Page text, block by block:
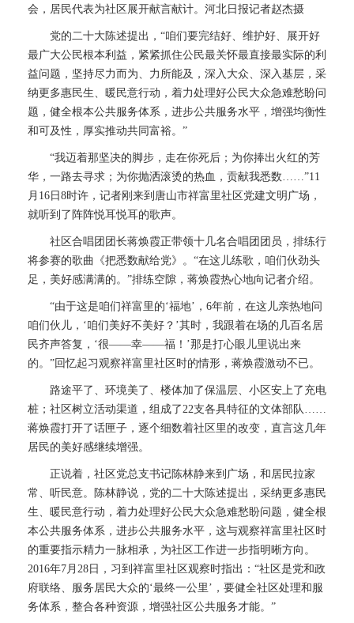
会，居民代表为社区展开献言献计。河北日报记者赵杰摄
党的二十大陈述提出，“咱们要完结好、维护好、展开好
最广大公民根本利益，紧紧抓住公民最关怀最直接最实际的利
益问题，坚持尽力而为、力所能及，深入大众、深入基层，采
纳更多惠民生、暖民意行动，着力处理好公民大众急难愁盼问
题，健全根本公共服务体系，进步公共服务水平，增强均衡性
和可及性，厚实推动共同富裕。”
“我迈着那坚决的脚步，走在你死后；为你捧出火红的芳
华，一路去寻求；为你抛洒滚烫的热血，贡献我悉数……”11
月16日8时许，记者刚来到唐山市祥富里社区党建文明广场，
就听到了阵阵悦耳悦耳的歌声。
社区合唱团团长蒋焕霞正带领十几名合唱团团员，排练行
将参赛的歌曲《把悉数献给党》。“在这儿练歌，咱们伙劲头
足，美好感满满的。”排练空隙，蒋焕霞热心地向记者介绍。
“由于这是咱们祥富里的‘福地’，6年前，在这儿亲热地问
咱们伙儿，‘咱们美好不美好？’其时，我跟着在场的几百名居
民齐声答复，‘很——幸——福！’那是打心眼儿里说出来
的。”回忆起习观察祥富里社区时的情形，蒋焕霞激动不已。
路途平了、环境美了、楼体加了保温层、小区安上了充电
桩；社区树立活动渠道，组成了22支各具特征的文体部队……
蒋焕霞打开了话匣子，逐个细数着社区里的改变，直言这几年
居民的美好感继续增强。
正说着，社区党总支书记陈林静来到广场，和居民拉家
常、听民意。陈林静说，党的二十大陈述提出，采纳更多惠民
生、暖民意行动，着力处理好公民大众急难愁盼问题，健全根
本公共服务体系，进步公共服务水平，这与观察祥富里社区时
的重要指示精力一脉相承，为社区工作进一步指明晰方向。
2016年7月28日，习到祥富里社区观察时指出：“社区是党和政
府联络、服务居民大众的‘最终一公里’，要健全社区处理和服
务体系，整合各种资源，增强社区公共服务才能。”